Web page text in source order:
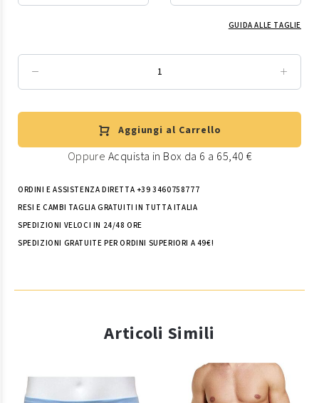
GUIDA ALLE TAGLIE
Aggiungi al Carrello
Oppure Acquista in Box da 6 a 65,40 €
ORDINI E ASSISTENZA DIRETTA +39 3460758777
RESI E CAMBI TAGLIA GRATUITI IN TUTTA ITALIA
SPEDIZIONI VELOCI IN 24/48 ORE
SPEDIZIONI GRATUITE PER ORDINI SUPERIORI A 49€!
Articoli Simili